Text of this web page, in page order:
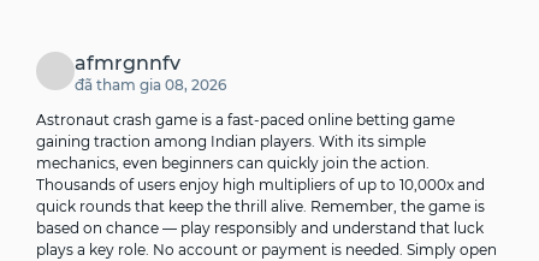
afmrgnnfv
đã tham gia 08, 2026
Astronaut crash game is a fast-paced online betting game
gaining traction among Indian players. With its simple
mechanics, even beginners can quickly join the action.
Thousands of users enjoy high multipliers of up to 10,000x and
quick rounds that keep the thrill alive. Remember, the game is
based on chance — play responsibly and understand that luck
plays a key role. No account or payment is needed. Simply open